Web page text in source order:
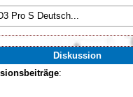
Pro S Deutsch...
Diskussion
: